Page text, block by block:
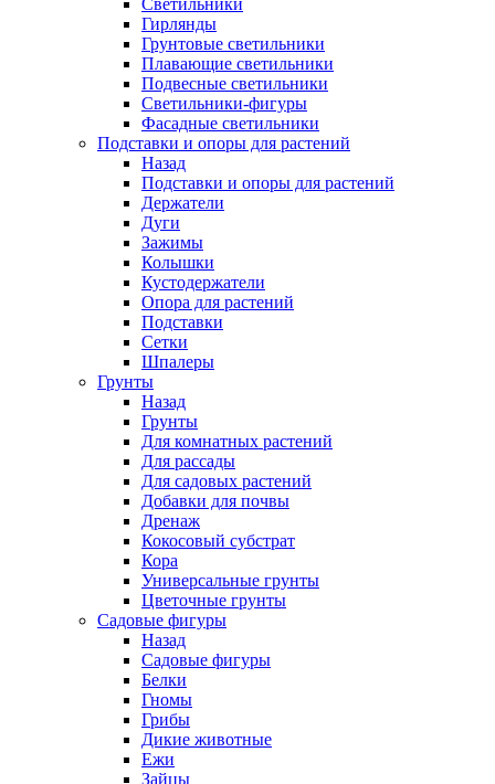
Светильники
Гирлянды
Грунтовые светильники
Плавающие светильники
Подвесные светильники
Светильники-фигуры
Фасадные светильники
Подставки и опоры для растений
Назад
Подставки и опоры для растений
Держатели
Дуги
Зажимы
Колышки
Кустодержатели
Опора для растений
Подставки
Сетки
Шпалеры
Грунты
Назад
Грунты
Для комнатных растений
Для рассады
Для садовых растений
Добавки для почвы
Дренаж
Кокосовый субстрат
Кора
Универсальные грунты
Цветочные грунты
Садовые фигуры
Назад
Садовые фигуры
Белки
Гномы
Грибы
Дикие животные
Ежи
Зайцы